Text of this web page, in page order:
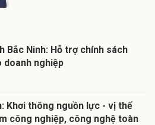
Bắc Ninh: Hỗ trợ chính sách
doanh nghiệp
Khơi thông nguồn lực - vị thế
công nghiệp, công nghệ toàn